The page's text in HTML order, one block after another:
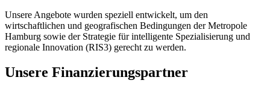
Unsere Angebote wurden speziell entwickelt, um den
wirtschaftlichen und geografischen Bedingungen der Metropole
Hamburg sowie der Strategie für intelligente Spezialisierung und
regionale Innovation (RIS3) gerecht zu werden.
Unsere Finanzierungspartner